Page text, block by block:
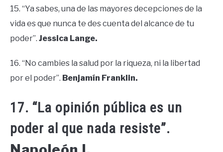
15. “Ya sabes, una de las mayores decepciones de la
vida es que nunca te des cuenta del alcance de tu
poder”. Jessica Lange.
16. “No cambies la salud por la riqueza, ni la libertad
por el poder”. Benjamín Franklin.
17. “La opinión pública es un
poder al que nada resiste”.